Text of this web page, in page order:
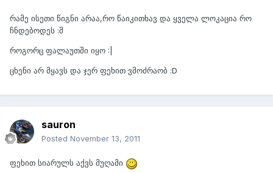
რამე ისეთი წიგნი არაა,რო წაიკითხავ და ყველა ლოკაცია რო
ჩნდებოდეს :შ
როგორც ფალაუთში იყო :|
ცხენი არ მყავს და ჯერ ფეხით ვმოძრაობ :D
sauron
Posted November 13, 2011
ფეხით სიარულს აქვს მუღამი